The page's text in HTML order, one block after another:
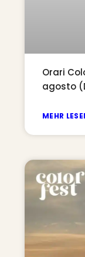
Orari
agosto
MEHR